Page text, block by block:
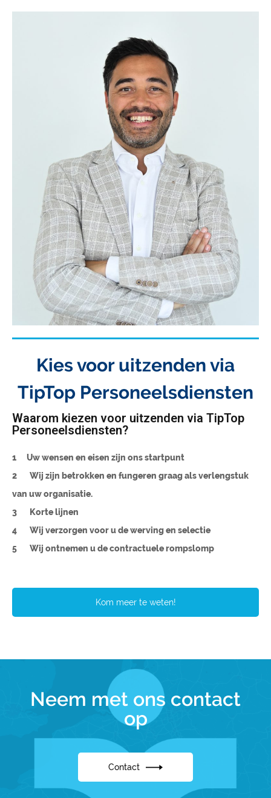
Kies voor uitzenden via
TipTop Personeelsdiensten
Waarom kiezen voor uitzenden via TipTop
Personeelsdiensten?
1
Uw wensen en eisen zijn ons startpunt
2
Wij zijn betrokken en fungeren graag als verlengstuk
van uw organisatie.
3
Korte lijnen
4
Wij verzorgen voor u de werving en selectie
5
Wij ontnemen u de contractuele rompslomp
Kom meer te weten!
Neem met ons contact
op
Contact